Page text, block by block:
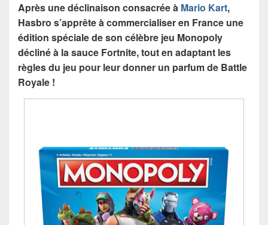
Après une déclinaison consacrée à Mario Kart,
Hasbro s’apprête à commercialiser en France une
édition spéciale de son célèbre jeu Monopoly
décliné à la sauce Fortnite, tout en adaptant les
règles du jeu pour leur donner un parfum de Battle
Royale !